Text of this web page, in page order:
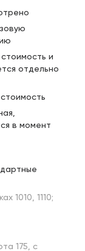
и
отдельно
в момент
1010, 1110;
175, с